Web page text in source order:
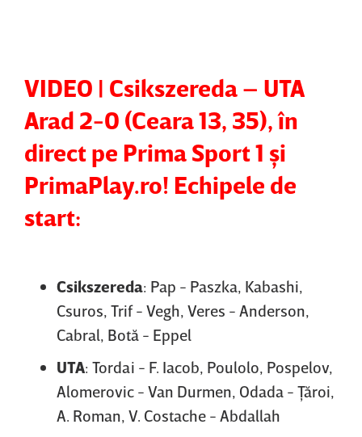
VIDEO | Csikszereda – UTA
Arad 2-0 (Ceara 13, 35), în
direct pe Prima Sport 1 şi
PrimaPlay.ro! Echipele de
start:
Csikszereda: Pap - Paszka, Kabashi,
Csuros, Trif - Vegh, Veres - Anderson,
Cabral, Botă - Eppel
UTA: Tordai - F. Iacob, Poulolo, Pospelov,
Alomerovic - Van Durmen, Odada - Ţăroi,
A. Roman, V. Costache - Abdallah